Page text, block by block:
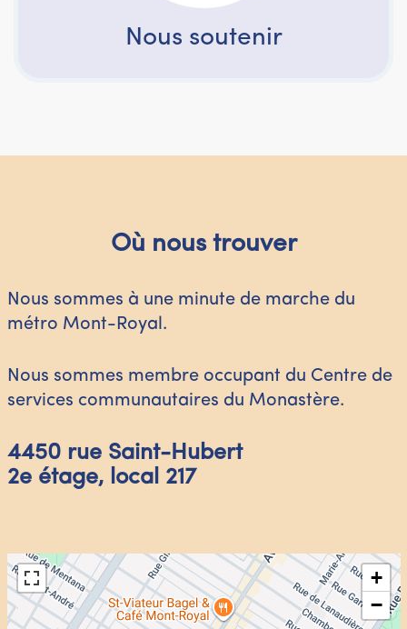
Nous soutenir
Où nous trouver
Nous sommes à une minute de marche du
métro Mont-Royal.
Nous sommes membre occupant du Centre de
services communautaires du Monastère.
4450 rue Saint-Hubert
2e étage, local 217
+
−